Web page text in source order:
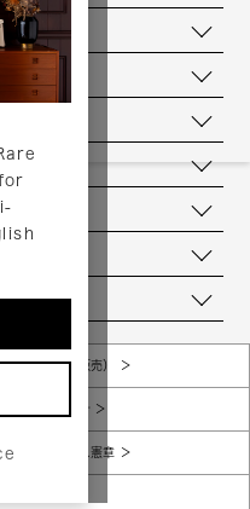
売規約（店頭販売）
人情報保護方針
ンプライアンス憲章